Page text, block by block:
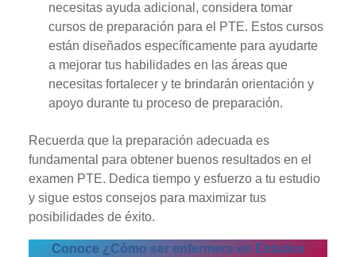
necesitas ayuda adicional, considera tomar
cursos de preparación para el PTE. Estos cursos
están diseñados específicamente para ayudarte
a mejorar tus habilidades en las áreas que
necesitas fortalecer y te brindarán orientación y
apoyo durante tu proceso de preparación.
Recuerda que la preparación adecuada es
fundamental para obtener buenos resultados en el
examen PTE. Dedica tiempo y esfuerzo a tu estudio
y sigue estos consejos para maximizar tus
posibilidades de éxito.
Conoce ¿Cómo ser enfermera en Estados